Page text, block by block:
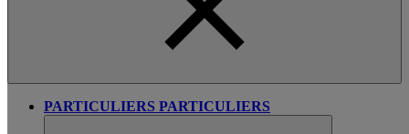
PARTICULIERS PARTICULIERS